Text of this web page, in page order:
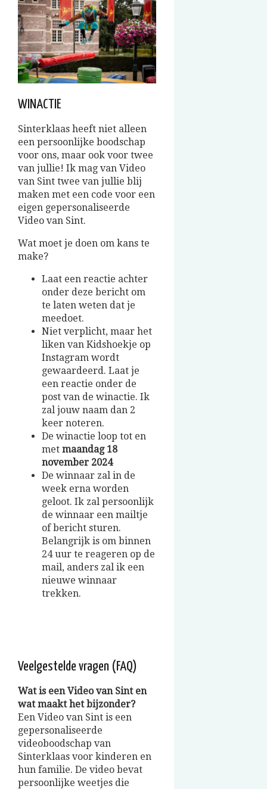
WINACTIE
Sinterklaas heeft niet alleen
een persoonlijke boodschap
voor ons, maar ook voor twee
van jullie! Ik mag van Video
van Sint twee van jullie blij
maken met een code voor een
eigen gepersonaliseerde
Video van Sint.
Wat moet je doen om kans te
make?
Laat een reactie achter
onder deze bericht om
te laten weten dat je
meedoet.
Niet verplicht, maar het
liken van Kidshoekje op
Instagram wordt
gewaardeerd. Laat je
een reactie onder de
post van de winactie. Ik
zal jouw naam dan 2
keer noteren.
De winactie loop tot en
met maandag 18
november 2024
De winnaar zal in de
week erna worden
geloot. Ik zal persoonlijk
de winnaar een mailtje
of bericht sturen.
Belangrijk is om binnen
24 uur te reageren op de
mail, anders zal ik een
nieuwe winnaar
trekken.
Veelgestelde vragen (FAQ)
Wat is een Video van Sint en
wat maakt het bijzonder?
Een Video van Sint is een
gepersonaliseerde
videoboodschap van
Sinterklaas voor kinderen en
hun familie. De video bevat
persoonlijke weetjes die